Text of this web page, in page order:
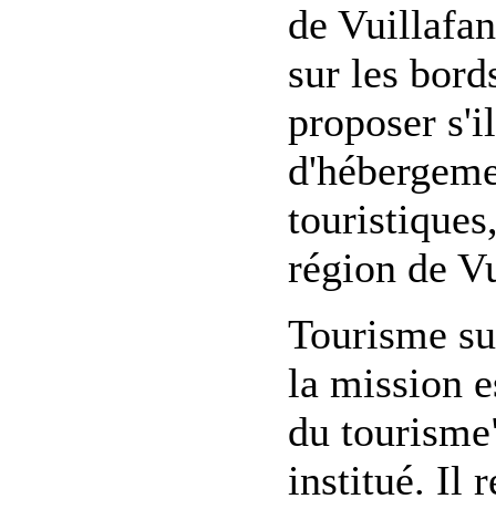
de
sur les
proposer
région de
Tourisme
la mission
du
institué. Il